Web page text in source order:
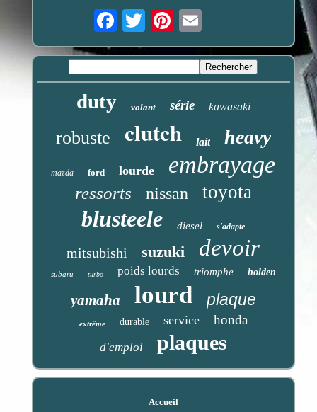
Email
duty volant série kawasaki
robuste clutch lait heavy
mazda ford lourde embrayage
ressorts nissan toyota
blusteele diesel s'adapte
mitsubishi suzuki devoir
subaru turbo poids lourds triomphe holden
yamaha lourd plaque
extrême durable service honda
d'emploi plaques
Accueil